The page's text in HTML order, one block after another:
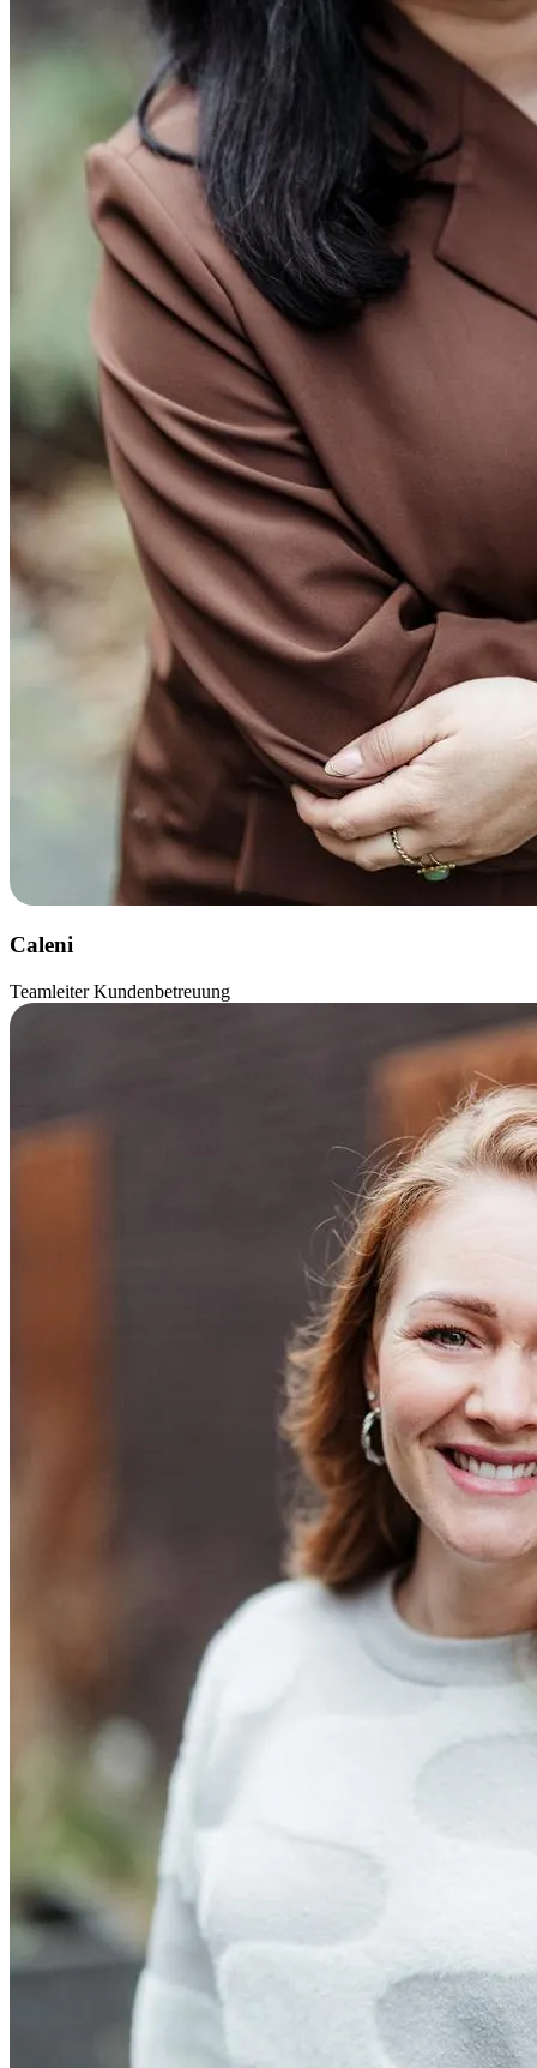
Caleni
Teamleiter Kundenbetreuung